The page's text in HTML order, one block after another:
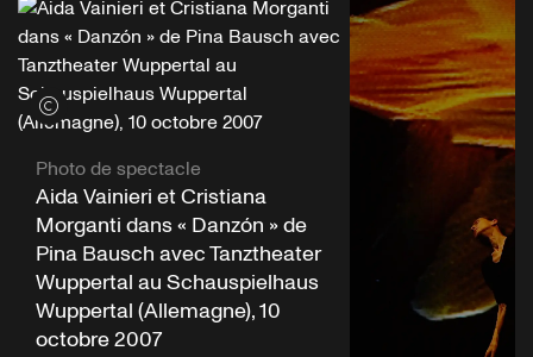
Voir les crédits
Photo de spectacle
Aida Vainieri et Cristiana
Morganti dans « Danzón » de
Pina Bausch avec Tanztheater
Wuppertal au Schauspielhaus
Wuppertal (Allemagne), 10
octobre 2007